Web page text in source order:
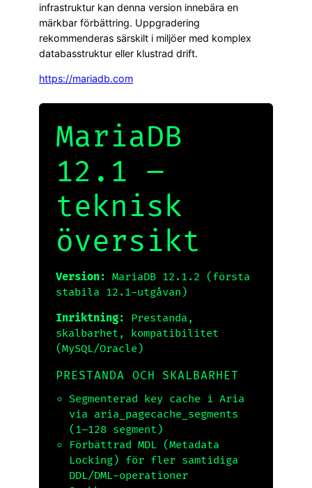
infrastruktur kan denna version innebära en
märkbar förbättring. Uppgradering
rekommenderas särskilt i miljöer med komplex
databasstruktur eller klustrad drift.
https://mariadb.com
MariaDB
12.1 –
teknisk
översikt
Version: MariaDB 12.1.2 (första
stabila 12.1-utgåvan)
Inriktning:
Prestanda,
skalbarhet, kompatibilitet
(MySQL/Oracle)
PRESTANDA OCH SKALBARHET
Segmenterad key cache i Aria
via aria_pagecache_segments
(1–128 segment)
Förbättrad MDL (Metadata
Locking) för fler samtidiga
DDL/DML-operationer